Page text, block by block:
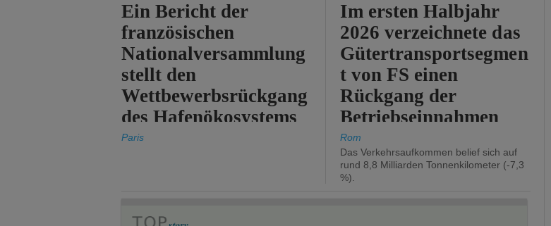
Ein Bericht der
französischen
Nationalversammlung
stellt den
Wettbewerbsrückgang
des Hafenökosystems
des Staates fest.
Paris
Im ersten Halbjahr
2026 verzeichnete das
Gütertransportsegmen
t von FS einen
Rückgang der
Betriebseinnahmen
um 2,7 %.
Rom
Das Verkehrsaufkommen belief sich auf
rund 8,8 Milliarden Tonnenkilometer (-7,3
%).